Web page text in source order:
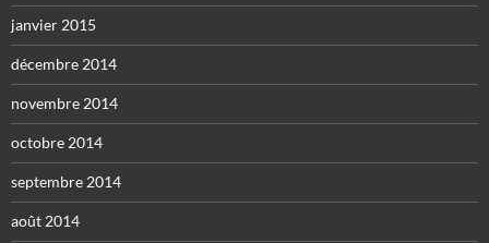
janvier 2015
décembre 2014
novembre 2014
octobre 2014
septembre 2014
août 2014